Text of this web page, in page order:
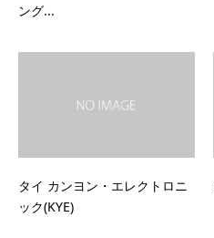
ング...
タイ カンヨン・エレクトロニ
ック(KYE)